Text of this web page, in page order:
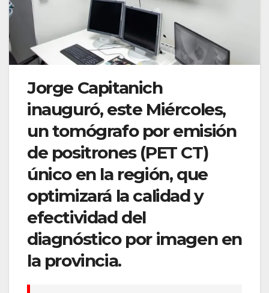
Jorge Capitanich
inauguró, este Miércoles,
un tomógrafo por emisión
de positrones (PET CT)
único en la región, que
optimizará la calidad y
efectividad del
diagnóstico por imagen en
la provincia.